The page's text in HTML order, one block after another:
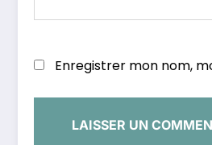
Enregistrer mon nom,